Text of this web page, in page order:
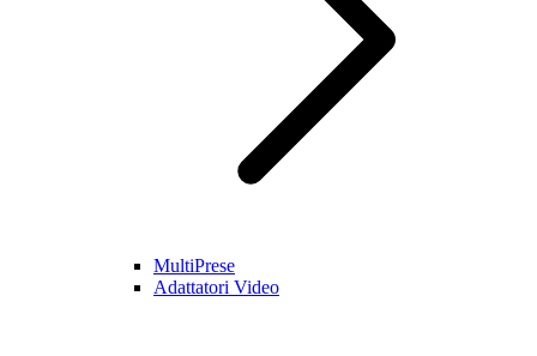
MultiPrese
Adattatori Video